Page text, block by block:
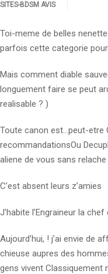
SITES-BDSM AVIS
Toi-meme de belles
parfois cette categorie
Mais comment diable
longuement faire se peut
realisable ? )
Toute canon est…peut-etre
recommandationsOu
aliene de vous sans relache
C’est absent leurs z’amies
J’habite l’Engraineur la
Aujourd’hui, ! j’ai envie de
chieuse aupres des
gens vivent Classiquement